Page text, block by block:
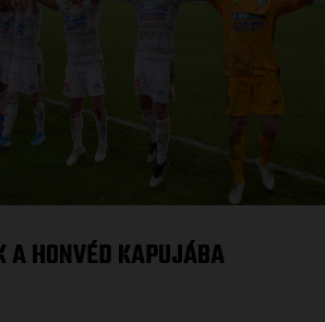
A HONVÉD KAPUJÁBA